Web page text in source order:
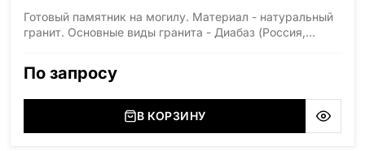
Готовый памятник на могилу. Материал - натуральный
гранит. Основные виды гранита - Диабаз (Россия,
(Украина, Житомерская область), Лабродарит
(Украина, Житомерская область), Сюксюансаари
(Россия, Карелия), Амфиболит (Россия, Мурманская
По запросу
В КОРЗИНУ